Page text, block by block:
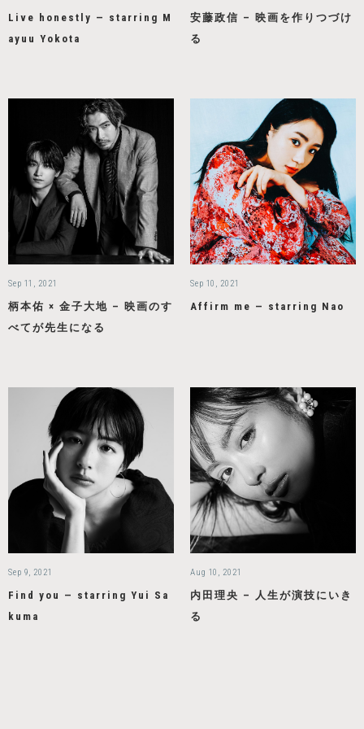
Live honestly — starring M
ayuu Yokota
安藤政信 – 映画を作りつづけ
る
Sep 11, 2021
柄本佑 × 金子大地 – 映画のす
べてが先生になる
Sep 10, 2021
Affirm me — starring Nao
Sep 9, 2021
Find you — starring Yui Sa
kuma
Aug 10, 2021
内田理央 – 人生が演技にいき
る